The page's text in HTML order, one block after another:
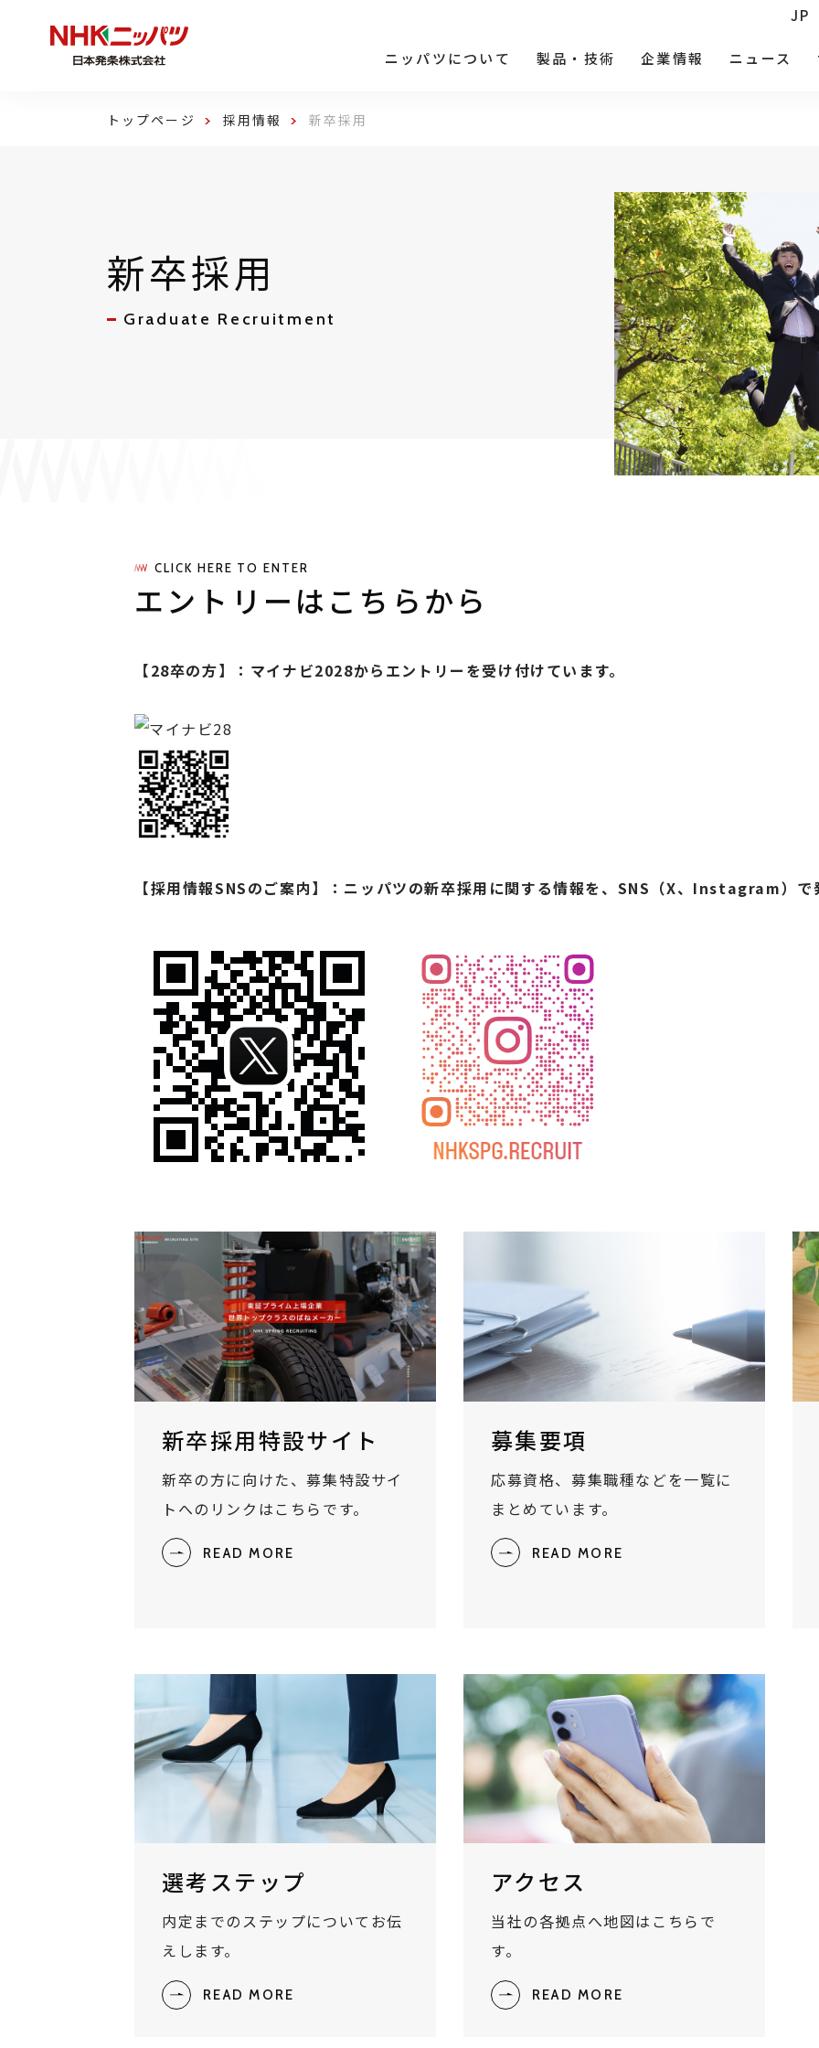
JP
ニッパツについて 製品・技術 企業情報 ニュース
トップページ 採用情報 新卒採用
新卒採用
Graduate Recruitment
CLICK HERE TO ENTER
エントリーはこちらから
【28卒の方】：マイナビ2028からエントリーを受け付けています。
【採用情報SNSのご案内】：ニッパツの新卒採用に関する情報を、SNS（X、Instagram）で
新卒採用特設サイト
新卒の方に向けた、募集特設サイ
トへのリンクはこちらです。
READ MORE
募集要項
応募資格、募集職種などを一覧に
まとめています。
READ MORE
選考ステップ
内定までのステップについてお伝
えします。
READ MORE
アクセス
当社の各拠点へ地図はこちらで
す。
READ MORE